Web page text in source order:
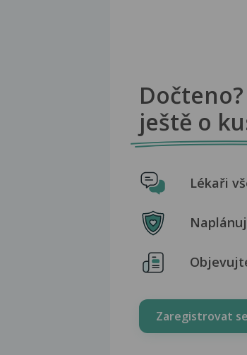
ještě o
Lékaři
Zaregistrovat